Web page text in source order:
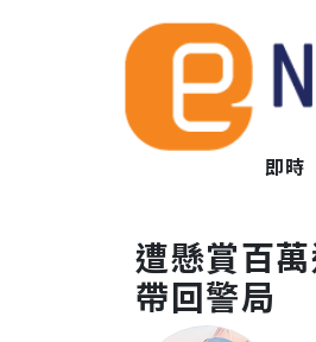
即時
遭懸賞百
帶回警局